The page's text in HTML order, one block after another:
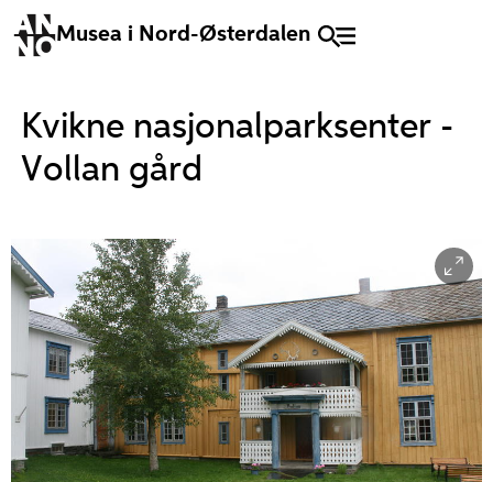
Musea i Nord-Østerdalen
Kvikne nasjonalparksenter -
Vollan gård